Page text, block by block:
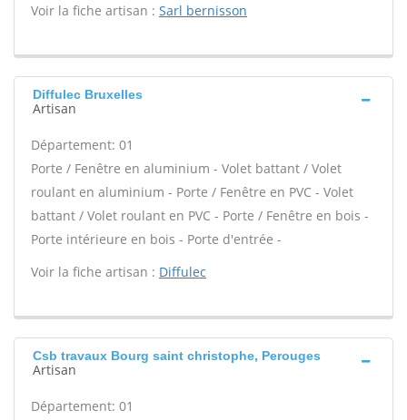
Voir la fiche artisan : Sarl bernisson
Diffulec Bruxelles
Artisan
Département: 01
Porte / Fenêtre en aluminium - Volet battant / Volet
roulant en aluminium - Porte / Fenêtre en PVC - Volet
battant / Volet roulant en PVC - Porte / Fenêtre en bois -
Porte intérieure en bois - Porte d'entrée -
Voir la fiche artisan : Diffulec
Csb travaux Bourg saint christophe, Perouges
Artisan
Département: 01